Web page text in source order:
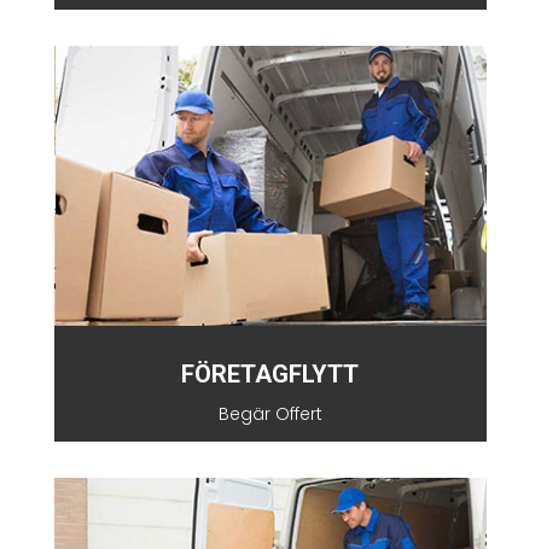
FÖRETAGFLYTT
Begär Offert